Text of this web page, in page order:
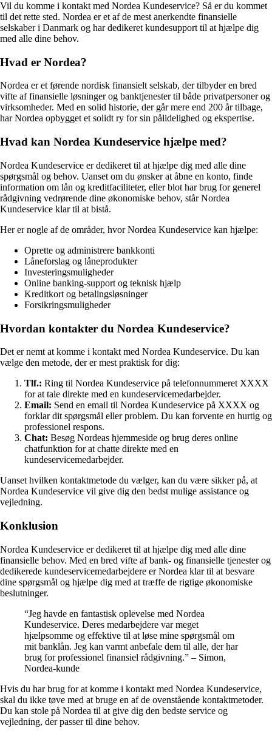
Vil du komme i kontakt med Nordea Kundeservice? Så er du kommet
til det rette sted. Nordea er et af de mest anerkendte finansielle
selskaber i Danmark og har dedikeret kundesupport til at hjælpe dig
med alle dine behov.
Hvad er Nordea?
Nordea er et førende nordisk finansielt selskab, der tilbyder en bred
vifte af finansielle løsninger og banktjenester til både privatpersoner og
virksomheder. Med en solid historie, der går mere end 200 år tilbage,
har Nordea opbygget et solidt ry for sin pålidelighed og ekspertise.
Hvad kan Nordea Kundeservice hjælpe med?
Nordea Kundeservice er dedikeret til at hjælpe dig med alle dine
spørgsmål og behov. Uanset om du ønsker at åbne en konto, finde
information om lån og kreditfaciliteter, eller blot har brug for generel
rådgivning vedrørende dine økonomiske behov, står Nordea
Kundeservice klar til at bistå.
Her er nogle af de områder, hvor Nordea Kundeservice kan hjælpe:
Oprette og administrere bankkonti
Låneforslag og låneprodukter
Investeringsmuligheder
Online banking-support og teknisk hjælp
Kreditkort og betalingsløsninger
Forsikringsmuligheder
Hvordan kontakter du Nordea Kundeservice?
Det er nemt at komme i kontakt med Nordea Kundeservice. Du kan
vælge den metode, der er mest praktisk for dig:
Tlf.: Ring til Nordea Kundeservice på telefonnummeret XXXX
for at tale direkte med en kundeservicemedarbejder.
Email: Send en email til Nordea Kundeservice på XXXX og
forklar dit spørgsmål eller problem. Du kan forvente en hurtig og
professionel respons.
Chat: Besøg Nordeas hjemmeside og brug deres online
chatfunktion for at chatte direkte med en
kundeservicemedarbejder.
Uanset hvilken kontaktmetode du vælger, kan du være sikker på, at
Nordea Kundeservice vil give dig den bedst mulige assistance og
vejledning.
Konklusion
Nordea Kundeservice er dedikeret til at hjælpe dig med alle dine
finansielle behov. Med en bred vifte af bank- og finansielle tjenester og
dedikerede kundeservicemedarbejdere er Nordea klar til at besvare
dine spørgsmål og hjælpe dig med at træffe de rigtige økonomiske
beslutninger.
“Jeg havde en fantastisk oplevelse med Nordea
Kundeservice. Deres medarbejdere var meget
hjælpsomme og effektive til at løse mine spørgsmål om
mit banklån. Jeg kan varmt anbefale dem til alle, der har
brug for professionel finansiel rådgivning.” – Simon,
Nordea-kunde
Hvis du har brug for at komme i kontakt med Nordea Kundeservice,
skal du ikke tøve med at bruge en af de ovenstående kontaktmetoder.
Du kan stole på Nordea til at give dig den bedste service og
vejledning, der passer til dine behov.